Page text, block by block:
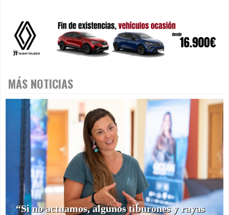
MÁS NOTICIAS
“Si no actuamos, algunos tiburones y rayas